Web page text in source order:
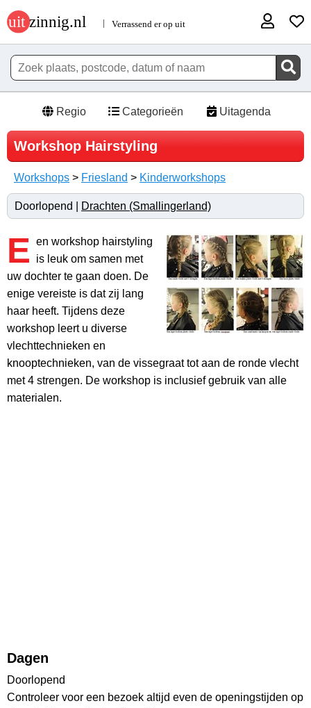
Regio Categorieën Uitagenda
Workshop Hairstyling
Workshops > Friesland > Kinderworkshops
Doorlopend | Drachten (Smallingerland)
E en workshop hairstyling
is leuk om samen met
uw dochter te gaan doen. De
enige vereiste is dat zij lang
haar heeft. Tijdens deze
workshop leert u diverse
vlechttechnieken en
knooptechnieken, van de vissegraat tot aan de ronde vlecht
met 4 strengen. De workshop is inclusief gebruik van alle
materialen.
Dagen
Doorlopend
Controleer voor een bezoek altijd even de openingstijden op